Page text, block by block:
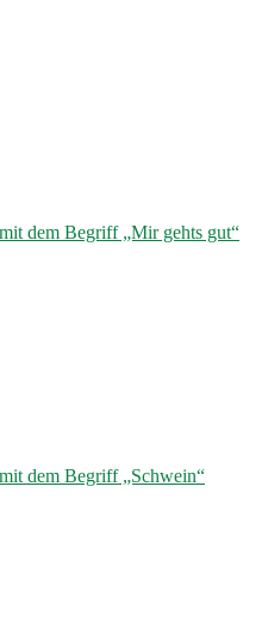
dem Begriff „Mir gehts gut“
dem Begriff „Schwein“